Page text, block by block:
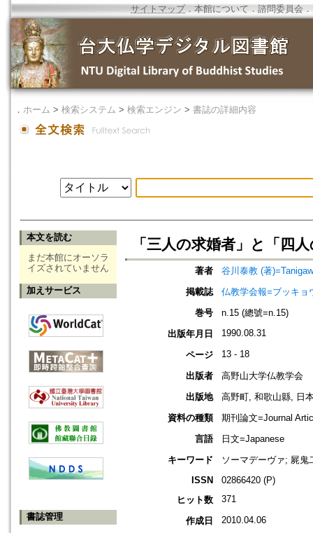
サイトマップ．本館について ． 諮問委員会 ．
． ホーム > 検索システム > 検索エンジン > 書誌の詳細内容
本文を読む
まだ本館にオーソラ
イズされていません
加えサービス
書誌管理
「三人の求婚者」と「四
著者
谷川泰教 (著
掲載誌
仏教学会報=ブッキョ
巻号
n.15 (總號=n.15)
出版年月日
1990.08.31
ページ 13 - 18
出版者
高野山大学仏教学会
出版地
高野町, 和歌山縣, 日
資料の種類
期刊論文=Journal
言語
日文=Japanese
キーワード
ソーマデーヴァ; 屍鬼
ISSN
02866420 (P)
ヒット数
371
作成日 2010.04.06